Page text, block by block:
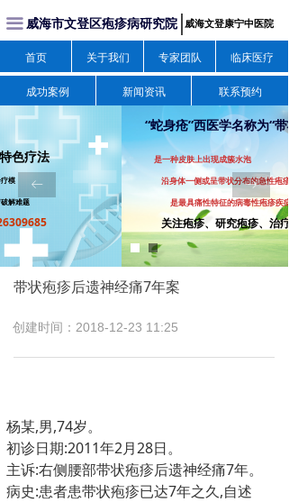
威海市文登区疱疹病研究院
끀
“蛇身疮”西医学名称为“带状疱疹”
是一种皮肤上出现成簇水泡
沿身体一侧或呈带状分布的急性疱疹性皮肤病，
是最具痛性特征的病毒性疱疹疾病。
关注疱疹、研究疱疹、治疗疱疹我们
ꂃ ꁹ
威海文登康宁中医院
首页 关于我们 专家团队 临床医疗
成功案例 新闻资讯 联系预约
带状疱疹后遗神经痛7年案
创建时间： 2018-12-23 11:25
杨某,男,74岁。
初诊日期:2011年2月28日。
主诉:右侧腰部带状疱疹后遗神经痛7年。
病史:患者患带状疱疹已达7年之久,自述